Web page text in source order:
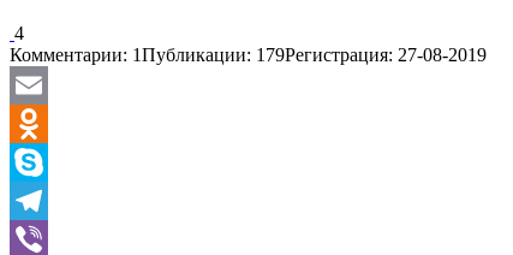
4
Комментарии: 1Публикации: 179Регистрация: 27-08-2019
Email
Odnoklassniki
Skype
Telegram